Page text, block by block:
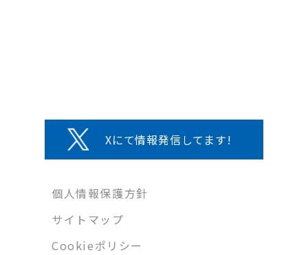
Xにて情報発信してます!
個人情報保護方針
サイトマップ
Cookieポリシー